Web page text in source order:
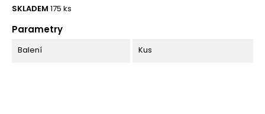
SKLADEM 175 ks
Parametry
Balení Kus